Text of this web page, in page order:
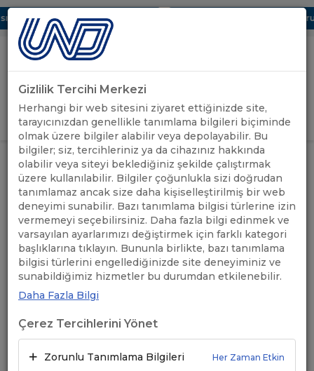
Dijital UBAK Bölümü Hakkında UND, Yunanistan Vize
Uluslararası Nakliyeciler Derneği
GİRİŞ YAP
ANASAYFA /
ÖNEMLİ
DUYURULAR
/
FRANSA: 1 KASIM 2024
TARİHİNDEN İTİBAREN SINIR
KONTROLLERİNİN BAŞLATILMASI
HAKKINDA
FRANSA: 1 KASIM 2024
TARİHİNDEN İTİBAREN
SINIR KONTROLLERİNİN
Gizlilik Tercihi Merkezi
Herhangi bir web sitesini ziyaret ettiğinizde site,
tarayıcınızdan genellikle tanımlama bilgileri biçiminde
olmak üzere bilgiler alabilir veya depolayabilir. Bu
bilgiler; siz, tercihleriniz ya da cihazınız hakkında
olabilir veya siteyi beklediğiniz şekilde çalıştırmak
üzere kullanılabilir. Bilgiler çoğunlukla sizi doğrudan
tanımlamaz ancak size daha kişiselleştirilmiş bir web
deneyimi sunabilir. Bazı tanımlama bilgisi türlerine izin
vermemeyi seçebilirsiniz. Daha fazla bilgi edinmek ve
varsayılan ayarlarımızı değiştirmek için farklı kategori
başlıklarına tıklayın. Bununla birlikte, bazı tanımlama
bilgisi türlerini engellediğinizde site deneyiminiz ve
sunabildiğimiz hizmetler bu durumdan etkilenebilir.
Daha Fazla Bilgi
Çerez Tercihlerini Yönet
Zorunlu Tanımlama Bilgileri Her Zaman Etkin